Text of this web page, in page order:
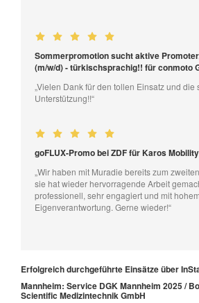
Sommerpromotion sucht aktive
(m/w/d) - türkischsprachig!! für conmoto
„Vielen Dank für den tollen Einsatz und die
Unterstützung!!“
goFLUX-Promo bei ZDF für Karos
„Wir haben mit Muradie bereits zum
sie hat wieder hervorragende Arbeit
professionell, sehr engagiert und mit
Eigenverantwortung. Gerne wieder!“
Erfolgreich durchgeführte Einsätze über
Mannheim: Service DGK Mannheim 2025 /
Scientific Medizintechnik GmbH